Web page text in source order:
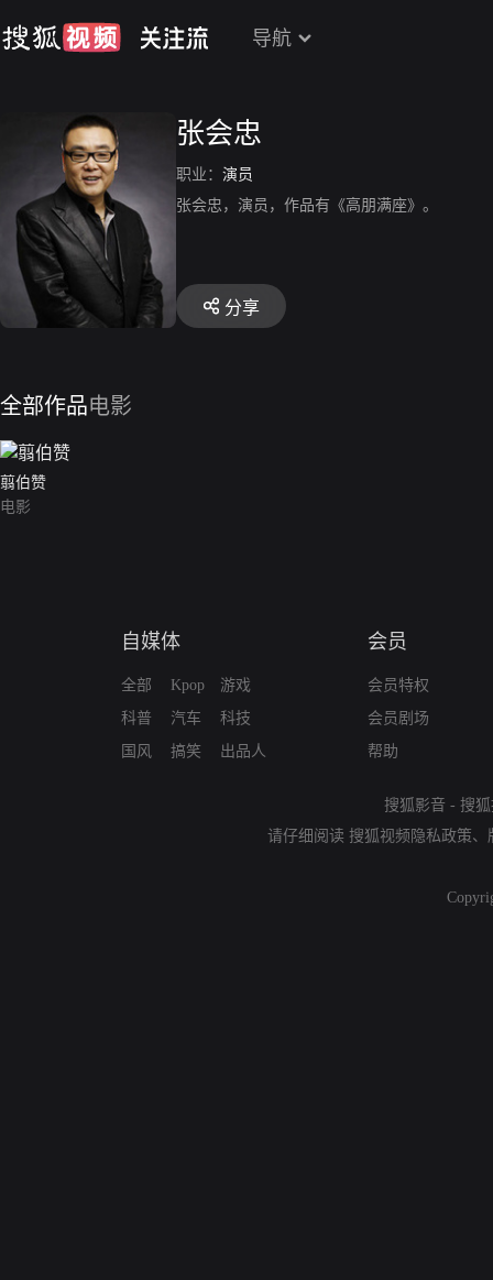
导航
张会忠
职业： 演员
张会忠，演员，作品有《高朋满座》。
分享
全部作品电影
翦伯赞
电影
自媒体
全部
科普
国风
Kpop
汽车
搞笑
游戏
科技
出品人
会员
会员特权
会员剧场
帮助
搜狐影音 - 搜
请仔细阅读 搜狐视频隐私政策、